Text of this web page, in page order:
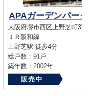
大阪府堺市西区上野芝町3丁
ＪＲ阪和線
上野芝駅 徒歩4分
総戸数：91戸
築年数：2002年
販売中